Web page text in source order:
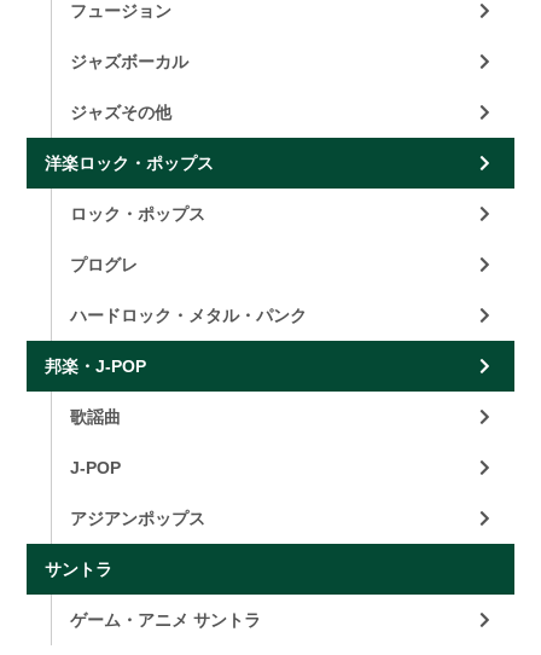
フュージョン
ジャズボーカル
ジャズその他
洋楽ロック・ポップス
ロック・ポップス
プログレ
ハードロック・メタル・パンク
邦楽・J-POP
歌謡曲
J-POP
アジアンポップス
サントラ
ゲーム・アニメ サントラ